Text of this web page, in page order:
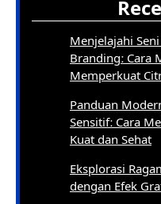
Menjelajahi
Branding: Cara
Memperkuat
Panduan
Sensitif: Cara
Kuat dan Sehat
Eksplorasi
dengan Efek